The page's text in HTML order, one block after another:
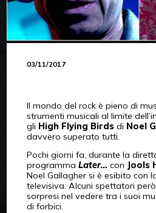
03/11/2017
Il mondo del rock è pieno di
strumenti musicali al limite
gli High Flying Birdsdi Noel
davvero superato tutti.
Pochi giorni fa, durante la
programma Later…con Jools
Noel Gallagher si è esibito con
televisiva. Alcuni spettatori
sorpresi nel vedere tra i suoi
di forbici.